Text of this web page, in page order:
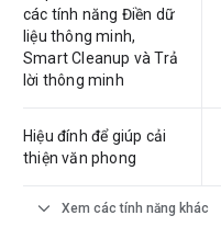
các tính năng Điền dữ
liệu thông minh,
Smart Cleanup và Trả
lời thông minh
Hiệu đính để giúp cải
thiện văn phong
expand_more Xem các tính năng khác